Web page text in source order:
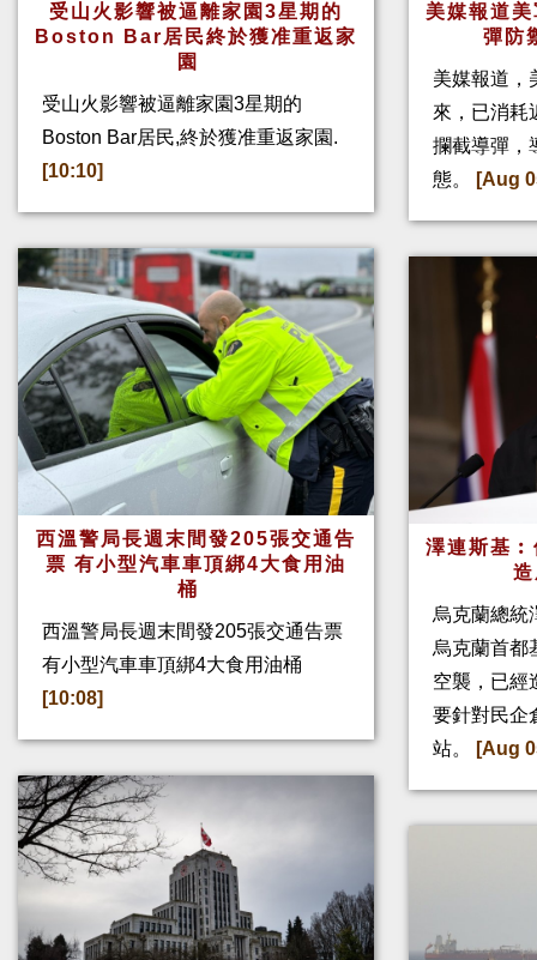
受山火影響被逼離家園3星期的
Boston Bar居民終於獲准重返家
園
受山火影響被逼離家園3星期的
Boston Bar居民,終於獲准重返家園.
[10:10]
西溫警局長週末間發205張交通告
票 有小型汽車車頂綁4大食用油
桶
西溫警局長週末間發205張交通告票
有小型汽車車頂綁4大食用油桶
[10:08]
美媒報道
彈防
美媒報道，
來，已消耗
攔截導彈，
態。
[Aug
澤連斯基
烏克蘭總統
烏克蘭首都
空襲，已經
要針對民企
站。
[Aug